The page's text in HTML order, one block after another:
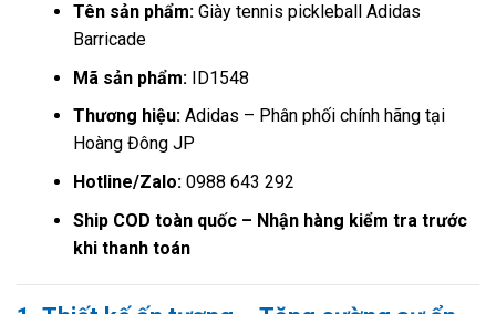
Tên sản phẩm:Giày tennis pickleball Adidas
Barricade
Mã sản phẩm:ID1548
Thương hiệu:Adidas – Phân phối chính hãng tại
Hoàng Đông JP
Hotline/Zalo:0988 643 292
Ship COD toàn quốc – Nhận hàng kiểm tra trước
khi thanh toán